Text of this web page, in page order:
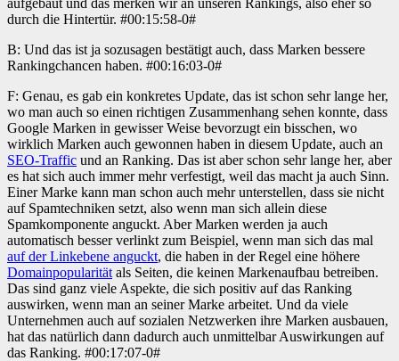
durch die Hintertür. #00:15:58-0#
B: Und das ist ja sozusagen bestätigt auch, dass Marken bessere
Rankingchancen haben. #00:16:03-0#
F: Genau, es gab ein konkretes Update, das ist schon sehr lange her,
wo man auch so einen richtigen Zusammenhang sehen konnte, dass
Google Marken in gewisser Weise bevorzugt ein bisschen, wo
wirklich Marken auch gewonnen haben in diesem Update, auch an
SEO-Traffic und an Ranking. Das ist aber schon sehr lange her, aber
es hat sich auch immer mehr verfestigt, weil das macht ja auch Sinn.
Einer Marke kann man schon auch mehr unterstellen, dass sie nicht
auf Spamtechniken setzt, also wenn man sich allein diese
Spamkomponente anguckt. Aber Marken werden ja auch
automatisch besser verlinkt zum Beispiel, wenn man sich das mal
auf der Linkebene anguckt, die haben in der Regel eine höhere
Domainpopularität als Seiten, die keinen Markenaufbau betreiben.
Das sind ganz viele Aspekte, die sich positiv auf das Ranking
auswirken, wenn man an seiner Marke arbeitet. Und da viele
Unternehmen auch auf sozialen Netzwerken ihre Marken ausbauen,
hat das natürlich dann dadurch auch unmittelbar Auswirkungen auf
das Ranking. #00:17:07-0#